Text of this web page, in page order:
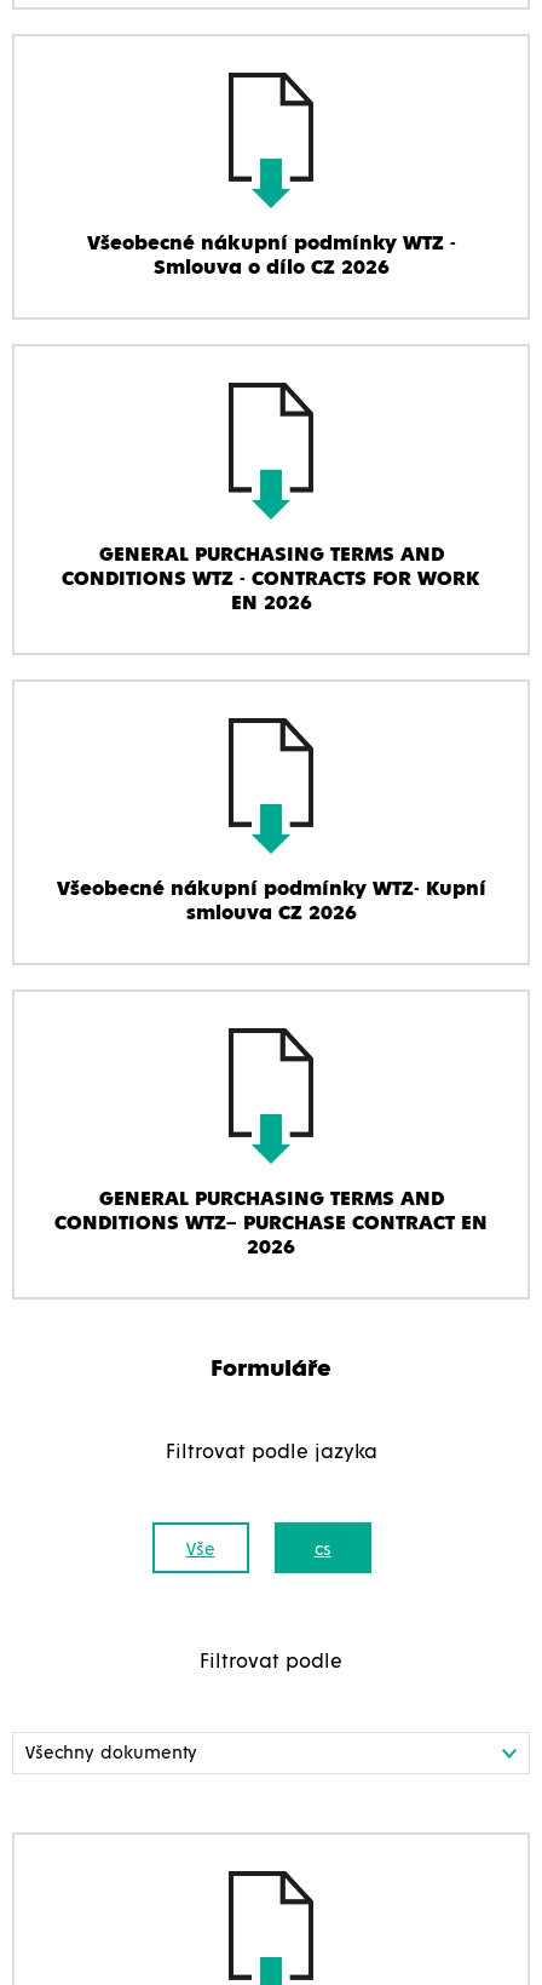
Všeobecné nákupní podmínky WTZ -
Smlouva o dílo CZ 2026
GENERAL PURCHASING TERMS AND
CONDITIONS WTZ - CONTRACTS FOR WORK
EN 2026
Všeobecné nákupní podmínky WTZ- Kupní
smlouva CZ 2026
GENERAL PURCHASING TERMS AND
CONDITIONS WTZ– PURCHASE CONTRACT EN
2026
Formuláře
Filtrovat podle jazyka
Vše cs
Filtrovat podle